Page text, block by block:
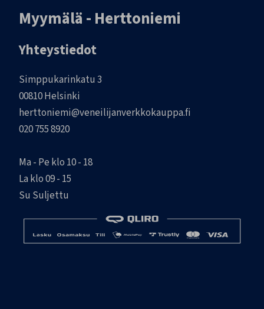
Myymälä - Herttoniemi
Yhteystiedot
Simppukarinkatu 3
00810 Helsinki
herttoniemi@veneilijanverkkokauppa.fi
020 755 8920
Ma - Pe klo 10 - 18
La klo 09 - 15
Su Suljettu